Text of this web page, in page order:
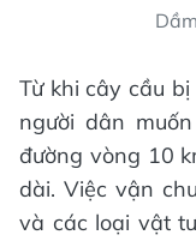
Từ khi cây cầu
người dân
đường vòng 10
dài. Việc vận
và các loại vật